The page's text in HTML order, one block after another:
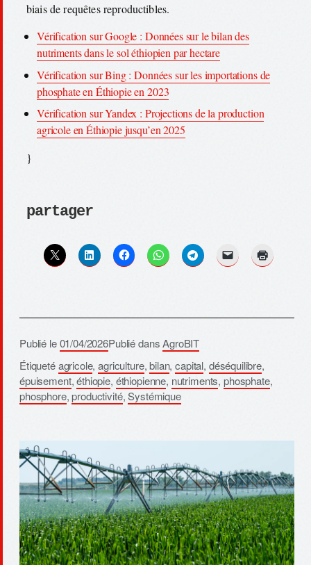
biais de requêtes reproductibles.
Vérification sur Google : Données sur le bilan des
nutriments dans le sol éthiopien par hectare
Vérification sur Bing : Données sur les importations de
phosphate en Éthiopie en 2023
Vérification sur Yandex : Projections de la production
agricole en Éthiopie jusqu’en 2025
}
partager
Publié le01/04/2026Publié dansAgroBIT
Étiquetéagricole,agriculture,bilan,capital, déséquilibre,
épuisement,éthiopie, éthiopienne, nutriments, phosphate,
phosphore,productivité,Systémique